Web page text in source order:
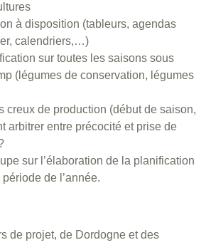
à disposition (tableurs, agendas
calendriers,…)
sur toutes les saisons sous
(légumes de conservation, légumes
creux de production (début de saison,
arbitrer entre précocité et prise de
sur l’élaboration de la planification
de l’année.
de projet, de Dordogne et des